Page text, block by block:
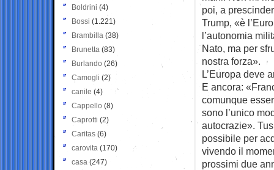
poi, a
Trump, «è
l’autonomia
Nato, ma per
nostra forza».
L’Europa deve
E ancora:
comunque
sono l’unico
autocrazie».
possibile per
vivendo il
prossimi due
Boldrini (4)
Bossi (1.221)
Brambilla (38)
Brunetta (83)
Burlando (26)
Camogli (2)
canile (4)
Cappello (8)
Caprotti (2)
Caritas (6)
carovita (170)
casa (247)